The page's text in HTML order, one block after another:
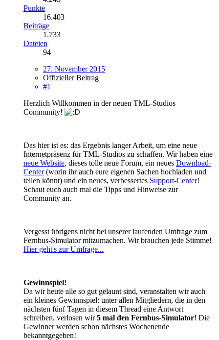
Punkte
16.403
Beiträge
1.733
Dateien
94
27. November 2015
Offizieller Beitrag
#1
Herzlich Willkommen in der neuen TML-Studios
Community!
Das hier ist es: das Ergebnis langer Arbeit, um eine neue
Internetpräsenz für TML-Studios zu schaffen. Wir haben eine
neue Website, dieses tolle neue Forum, ein neues Download-
Center(worin ihr auch eure eigenen Sachen hochladen und
teilen könnt) und ein neues, verbessertes Support-Center!
Schaut euch auch mal die Tipps und Hinweise zur
Community an.
Vergesst übrigens nicht bei unserer laufenden Umfrage zum
Fernbus-Simulator mitzumachen. Wir brauchen jede Stimme!
Hier geht's zur Umfrage...
Gewinnspiel!
Da wir heute alle so gut gelaunt sind, veranstalten wir auch
ein kleines Gewinnspiel: unter allen Mitgliedern, die in den
nächsten fünf Tagen in diesem Thread eine Antwort
schreiben, verlosen wir5 mal den Fernbus-Simulator! Die
Gewinner werden schon nächstes Wochenende
bekanntgegeben!